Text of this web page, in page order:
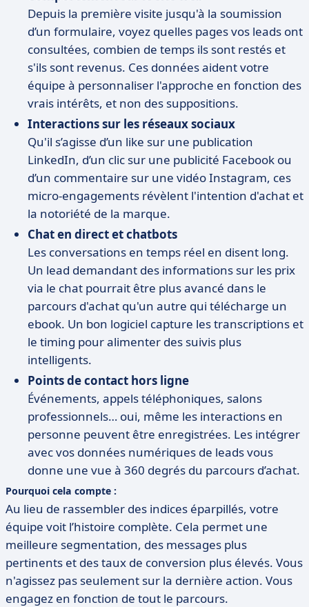
Depuis la première visite jusqu'à la soumission
d’un formulaire, voyez quelles pages vos leads ont
consultées, combien de temps ils sont restés et
s'ils sont revenus. Ces données aident votre
équipe à personnaliser l'approche en fonction des
vrais intérêts, et non des suppositions.
Interactions sur les réseaux sociaux
Qu'il s’agisse d’un like sur une publication
LinkedIn, d’un clic sur une publicité Facebook ou
d’un commentaire sur une vidéo Instagram, ces
micro-engagements révèlent l'intention d'achat et
la notoriété de la marque.
Chat en direct et chatbots
Les conversations en temps réel en disent long.
Un lead demandant des informations sur les prix
via le chat pourrait être plus avancé dans le
parcours d'achat qu'un autre qui télécharge un
ebook. Un bon logiciel capture les transcriptions et
le timing pour alimenter des suivis plus
intelligents.
Points de contact hors ligne
Événements, appels téléphoniques, salons
professionnels… oui, même les interactions en
personne peuvent être enregistrées. Les intégrer
avec vos données numériques de leads vous
donne une vue à 360 degrés du parcours d’achat.
Pourquoi cela compte :
Au lieu de rassembler des indices éparpillés, votre
équipe voit l’histoire complète. Cela permet une
meilleure segmentation, des messages plus
pertinents et des taux de conversion plus élevés. Vous
n'agissez pas seulement sur la dernière action. Vous
engagez en fonction de tout le parcours.